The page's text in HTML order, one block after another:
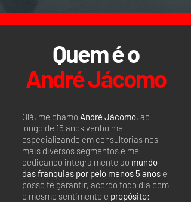
Quem é o
André Jácomo
Olá, me chamo André Jácomo, ao
longo de 15 anos venho me
especializando em consultorias nos
mais diversos segmentos e me
dedicando integralmente ao mundo
das franquias por pelo menos 5 anos e
posso te garantir, acordo todo dia com
o mesmo sentimento e propósito: